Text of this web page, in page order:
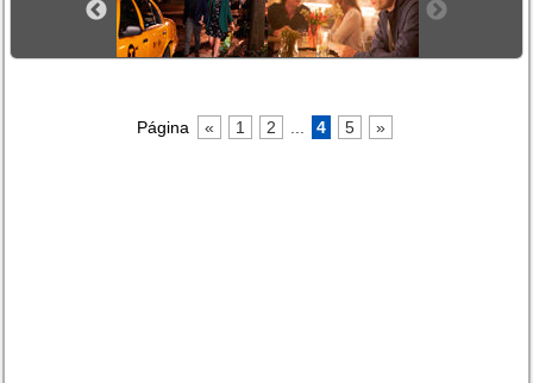
Página « 1 2 4 5 »